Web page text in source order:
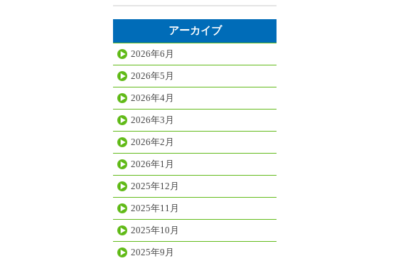
アーカイブ
2026年6月
2026年5月
2026年4月
2026年3月
2026年2月
2026年1月
2025年12月
2025年11月
2025年10月
2025年9月